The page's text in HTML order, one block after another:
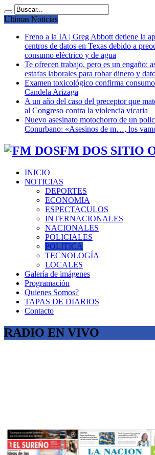
Ultimas Noticias
Freno a la IA | Greg Abbott detiene la
centros de datos en Texas debido a
consumo eléctrico y de agua
Te ofrecen trabajo, pero es un engaño:
estafas laborales para robar dinero y
Examen toxicológico confirma
Candela Arizaga
A un año del caso del preceptor que
al Congreso contra la violencia vicaria
Nuevo asesinato motochorro de un
Conurbano: «Asesinos de m…, los
FM DOS SITIO
INICIO
NOTICIAS
DEPORTES
ECONOMIA
ESPECTACULOS
INTERNACIONALES
NACIONALES
POLICIALES
POLITICA
TECNOLOGÍA
LOCALES
Galería de imágenes
Programación
Quienes Somos?
TAPAS DE DIARIOS
Contacto
RADIO EN VIVO